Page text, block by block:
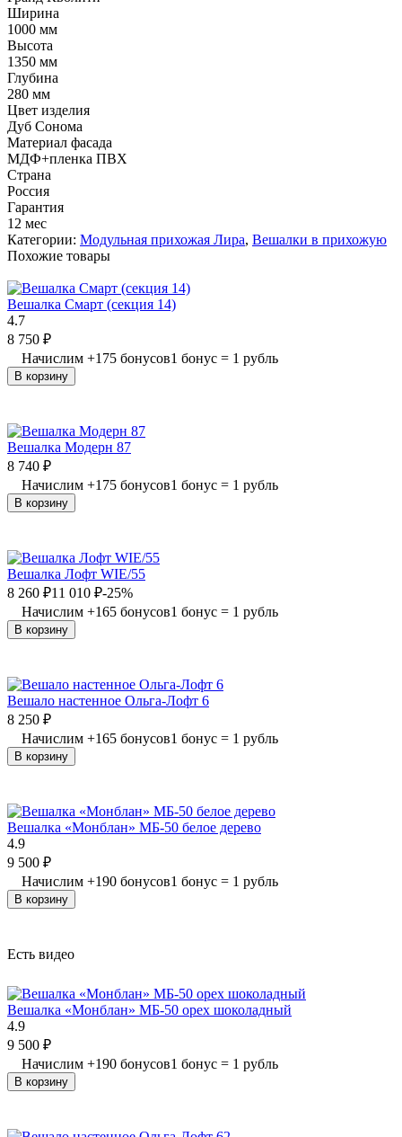
Ширина
1000 мм
Высота
1350 мм
Глубина
280 мм
Цвет изделия
Дуб Сонома
Материал фасада
МДФ+пленка ПВХ
Страна
Россия
Гарантия
12 мес
Категории: Модульная прихожая Лира, Вешалки в прихожую
Похожие товары
Вешалка Смарт (секция 14)
4.7
8 750 ₽
Начислим +175 бонусов1 бонус = 1 рубль
В корзину
Вешалка Модерн 87
8 740 ₽
Начислим +175 бонусов1 бонус = 1 рубль
В корзину
Вешалка Лофт WIE/55
8 260 ₽11 010 ₽-25%
Начислим +165 бонусов1 бонус = 1 рубль
В корзину
Вешало настенное Ольга-Лофт 6
8 250 ₽
Начислим +165 бонусов1 бонус = 1 рубль
В корзину
Вешалка «Монблан» МБ-50 белое дерево
4.9
9 500 ₽
Начислим +190 бонусов1 бонус = 1 рубль
В корзину
Есть видео
Вешалка «Монблан» МБ-50 орех шоколадный
4.9
9 500 ₽
Начислим +190 бонусов1 бонус = 1 рубль
В корзину